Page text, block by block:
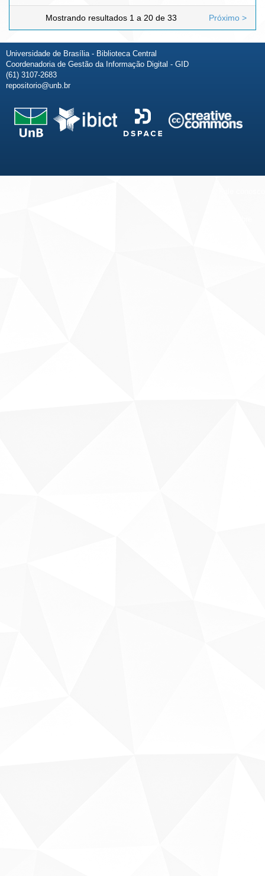
Mostrando resultados 1 a 20 de 33 Próximo >
Universidade de Brasília - Biblioteca Central
Coordenadoria de Gestão da Informação Digital - GID
(61) 3107-2683
repositorio@unb.br